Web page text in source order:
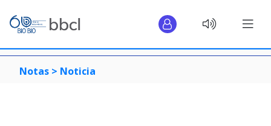
Notas > Noticia